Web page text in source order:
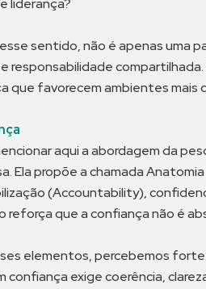
liderança?
sentido, não é apenas uma
responsabilidade
que favorecem ambientes
aqui a abordagem da
Ela propõe a chamada
(Accountability),
reforça que a confiança não é
elementos, percebemos
confiança exige coerência,